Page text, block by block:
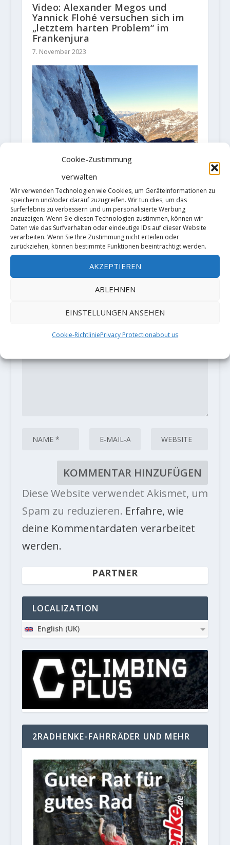
Cookie-Zustimmung
verwalten
Wir verwenden Technologien wie Cookies, um Geräteinformationen zu
speichern und/oder darauf zuzugreifen. Wir tun dies, um das
Surferlebnis zu verbessern und um personalisierte Werbung
anzuzeigen. Wenn Sie diesen Technologien zustimmen, können wir
Daten wie das Surfverhalten oder eindeutige IDs auf dieser Website
verarbeiten. Wenn Sie Ihre Zustimmung nicht erteilen oder
zurückziehen, können bestimmte Funktionen beeinträchtigt werden.
AKZEPTIEREN
ABLEHNEN
EINSTELLUNGEN ANSEHEN
Cookie-RichtliniePrivacy Protectionabout us
Video: Alexander Megos und
Yannick Flohé versuchen sich im
„letztem harten Problem“ im
Frankenjura
7. November 2023
"Limited in Freedom" (AI6/M6) by
Luka Lindič and Ines Papert
3. Dezember 2020
HINTERLASSE EINE ANTWORT
Deine E-Mail-Adresse wird nicht
Erforderliche Felder
Diese Website verwendet Akismet, um
Spam zu reduzieren. Erfahre, wie
deine Kommentardaten verarbeitet
werden.
PARTNER
LOCALIZATION
English (UK)
2RADHENKE-FAHRRÄDER UND MEHR